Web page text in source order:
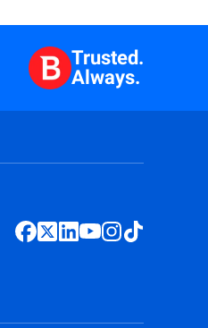
Trusted.
Always.